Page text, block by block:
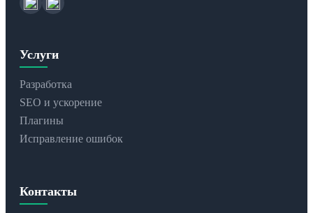
Услуги
Разработка
SEO и ускорение
Плагины
Исправление ошибок
Контакты